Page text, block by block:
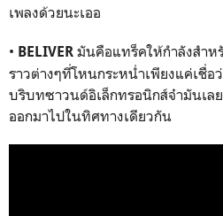
เพลงด้วยนะเออ
• BELIVER มันคือแทร็คให้กำลังสำ
ราวต่างๆที่โหนกระหน่ำเพียงแค่เชื่อ
บริบทซาวนด์อิเล็กทรอนิกส์จ๋ามันเล
ออกมาไปในทิศทางเดียวกัน